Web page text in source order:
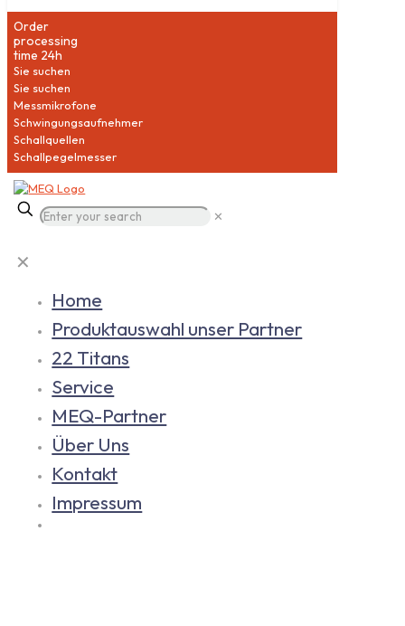
Order
processing
time 24h
Sie suchen
Sie suchen
Messmikrofone
Schwingungsaufnehmer
Schallquellen
Schallpegelmesser
✕
✕
Home
Produktauswahl unser Partner
22 Titans
Service
MEQ-Partner
Über Uns
Kontakt
Impressum